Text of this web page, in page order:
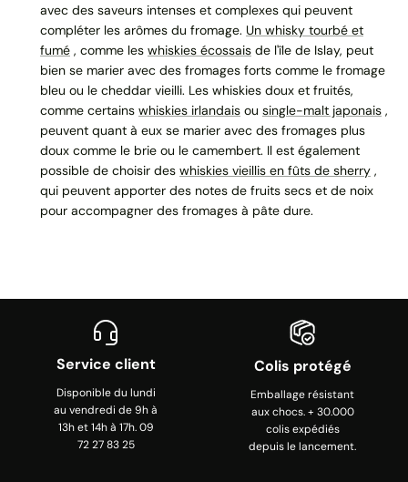
avec des saveurs intenses et complexes qui peuvent
compléter les arômes du fromage. Un whisky tourbé et
fumé , comme les whiskies écossais de l'île de Islay, peut
bien se marier avec des fromages forts comme le fromage
bleu ou le cheddar vieilli. Les whiskies doux et fruités,
comme certains whiskies irlandais ou single-malt japonais ,
peuvent quant à eux se marier avec des fromages plus
doux comme le brie ou le camembert. Il est également
possible de choisir des whiskies vieillis en fûts de sherry ,
qui peuvent apporter des notes de fruits secs et de noix
pour accompagner des fromages à pâte dure.
Service client
Disponible du lundi
au vendredi de 9h à
13h et 14h à 17h. 09
72 27 83 25
Colis protégé
Emballage résistant
aux chocs. + 30.000
colis expédiés
depuis le lancement.